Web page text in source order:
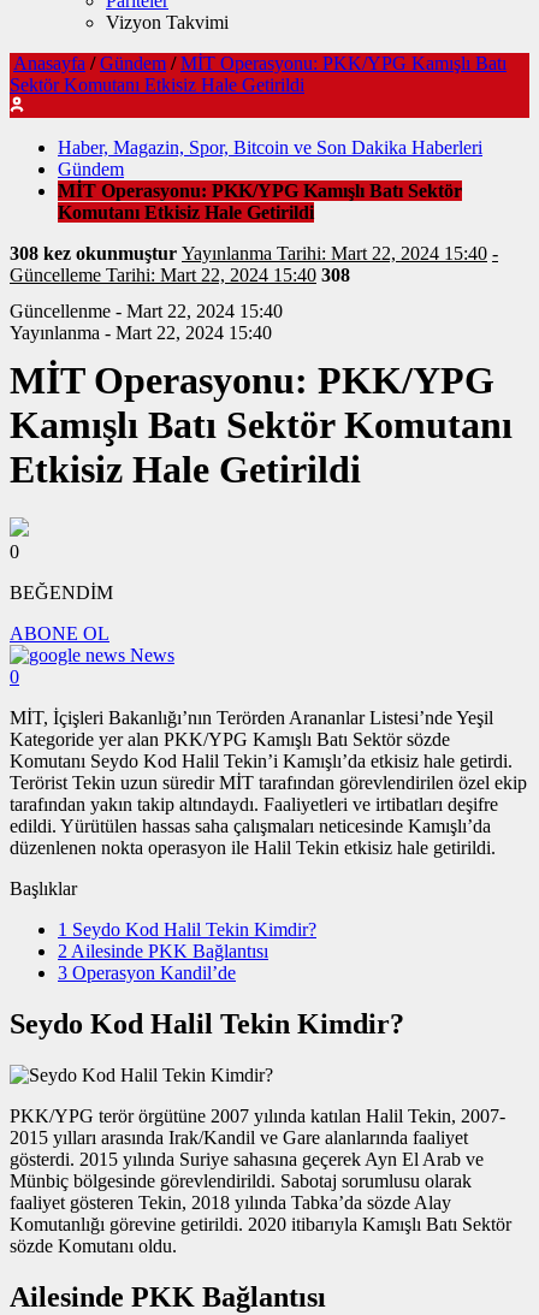
Vizyon Takvimi
Anasayfa / Gündem / MİT Operasyonu: PKK/YPG Kamışlı Batı
Sektör Komutanı Etkisiz Hale Getirildi
Haber, Magazin, Spor, Bitcoin ve Son Dakika Haberleri
Gündem
MİT Operasyonu: PKK/YPG Kamışlı Batı Sektör
Komutanı Etkisiz Hale Getirildi
308 kez okunmuştur Yayınlanma Tarihi: Mart 22, 2024 15:40 -
Güncelleme Tarihi: Mart 22, 2024 15:40 308
Güncellenme - Mart 22, 2024 15:40
Yayınlanma - Mart 22, 2024 15:40
MİT Operasyonu: PKK/YPG
Kamışlı Batı Sektör Komutanı
Etkisiz Hale Getirildi
0
BEĞENDİM
ABONE OL
News
0
MİT, İçişleri Bakanlığı’nın Terörden Arananlar Listesi’nde Yeşil
Kategoride yer alan PKK/YPG Kamışlı Batı Sektör sözde
Komutanı Seydo Kod Halil Tekin’i Kamışlı’da etkisiz hale getirdi.
Terörist Tekin uzun süredir MİT tarafından görevlendirilen özel ekip
tarafından yakın takip altındaydı. Faaliyetleri ve irtibatları deşifre
edildi. Yürütülen hassas saha çalışmaları neticesinde Kamışlı’da
düzenlenen nokta operasyon ile Halil Tekin etkisiz hale getirildi.
Başlıklar
1 Seydo Kod Halil Tekin Kimdir?
2Ailesinde PKK Bağlantısı
3 Operasyon Kandil’de
Seydo Kod Halil Tekin Kimdir?
PKK/YPG terör örgütüne 2007 yılında katılan Halil Tekin, 2007-
2015 yılları arasında Irak/Kandil ve Gare alanlarında faaliyet
gösterdi. 2015 yılında Suriye sahasına geçerek Ayn El Arab ve
Münbiç bölgesinde görevlendirildi. Sabotaj sorumlusu olarak
faaliyet gösteren Tekin, 2018 yılında Tabka’da sözde Alay
Komutanlığı görevine getirildi. 2020 itibarıyla Kamışlı Batı Sektör
sözde Komutanı oldu.
Ailesinde PKK Bağlantısı